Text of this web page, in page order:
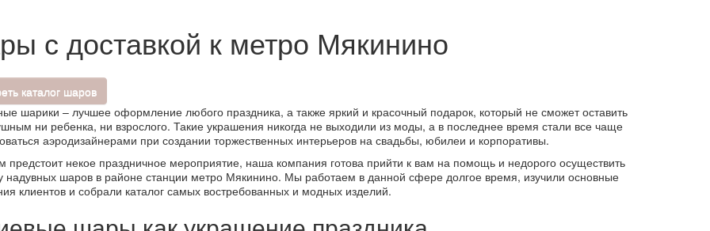
с доставкой к метро Мякинино
каталог шаров
шарики – лучшее оформление любого праздника, а также яркий и красочный подарок, который не сможет оставить
ни ребенка, ни взрослого. Такие украшения никогда не выходили из моды, а в последнее время стали все чаще
аэродизайнерами при создании торжественных интерьеров на свадьбы, юбилеи и корпоративы.
предстоит некое праздничное мероприятие, наша компания готова прийти к вам на помощь и недорого осуществить
надувных шаров в районе станции метро Мякинино. Мы работаем в данной сфере долгое время, изучили основные
клиентов и собрали каталог самых востребованных и модных изделий.